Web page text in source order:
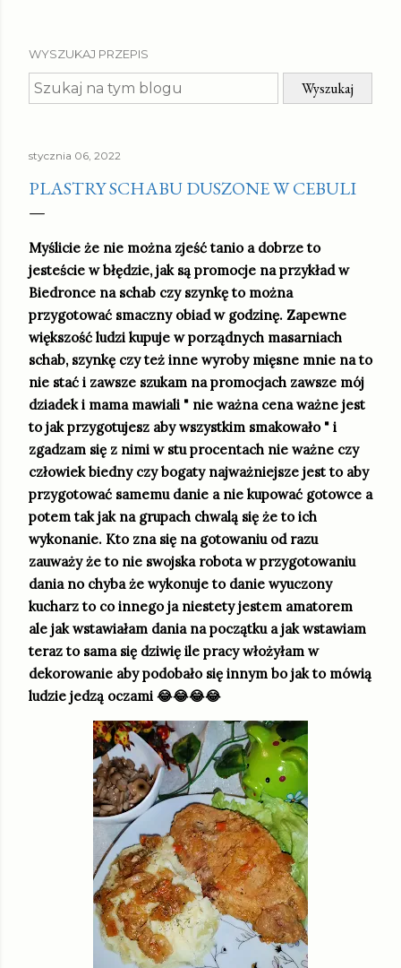
WYSZUKAJ PRZEPIS
stycznia 06, 2022
PLASTRY SCHABU DUSZONE W CEBULI
Myślicie że nie można zjeść tanio a dobrze to
jesteście w błędzie, jak są promocje na przykład w
Biedronce na schab czy szynkę to można
przygotować smaczny obiad w godzinę. Zapewne
większość ludzi kupuje w porządnych masarniach
schab, szynkę czy też inne wyroby mięsne mnie na to
nie stać i zawsze szukam na promocjach zawsze mój
dziadek i mama mawiali " nie ważna cena ważne jest
to jak przygotujesz aby wszystkim smakowało " i
zgadzam się z nimi w stu procentach nie ważne czy
człowiek biedny czy bogaty najważniejsze jest to aby
przygotować samemu danie a nie kupować gotowce a
potem tak jak na grupach chwalą się że to ich
wykonanie. Kto zna się na gotowaniu od razu
zauważy że to nie swojska robota w przygotowaniu
dania no chyba że wykonuje to danie wyuczony
kucharz to co innego ja niestety jestem amatorem
ale jak wstawiałam dania na początku a jak wstawiam
teraz to sama się dziwię ile pracy włożyłam w
dekorowanie aby podobało się innym bo jak to mówią
ludzie jedzą oczami 😂😂😂😂